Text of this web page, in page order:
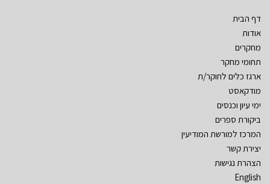
דף הבית
אודות
מחקרים
תחומי מחקר
ארגז כלים לחוקר/ת
מודקאסט
ימי עיון וכנסים
ביקורת ספרים
המרכז למורשת המודיעין
יצירת קשר
הצהרת נגישות
English